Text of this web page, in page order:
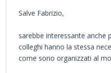
Salve Fabrizio,
sarebbe interessante anche
colleghi hanno la stessa
come sono organizzati al